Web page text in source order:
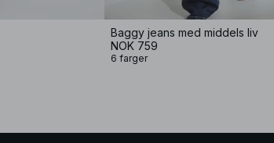
Baggy jeans med middels liv
NOK 759
6 farger